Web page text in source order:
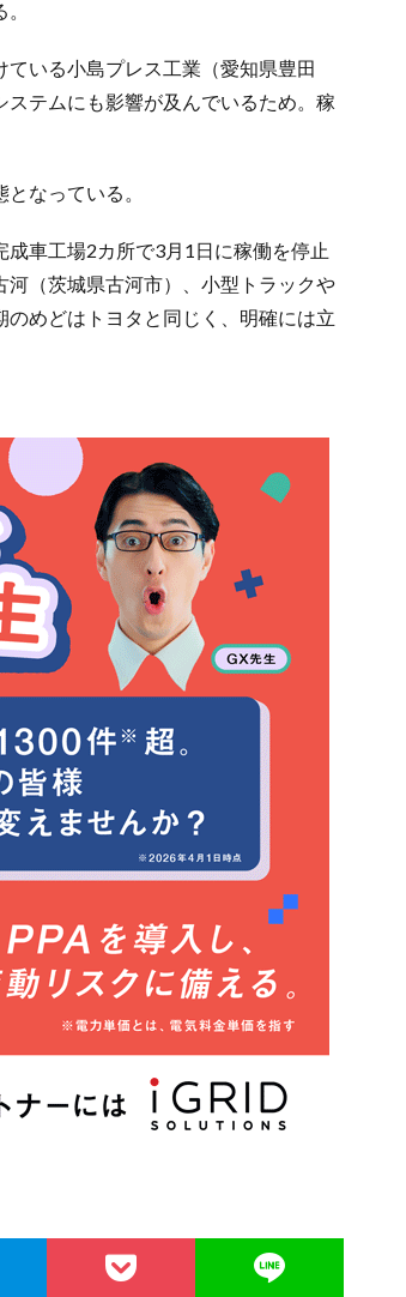
いる小島プレス工業（愛知県豊田
テムにも影響が及んでいるため。稼
なっている。
車工場2カ所で3月1日に稼働を停止
（茨城県古河市）、小型トラックや
のめどはトヨタと同じく、明確には立